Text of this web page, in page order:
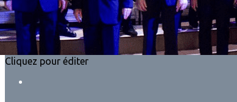
Ajoutez un logo, un bouton, des réseaux sociaux
Cliquez pour éditer